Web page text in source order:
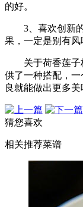
的好。
3、喜欢创新的
果，一定是别有风
关于荷香莲子
供了一种搭配，
良就能做出更多
猜您喜欢
相关推荐菜谱